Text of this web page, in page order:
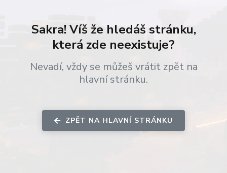
Sakra! Víš že hledáš stránku,
která zde neexistuje?
Nevadí, vždy se můžeš vrátit zpět na
hlavní stránku.
ZPĚT NA HLAVNÍ STRÁNKU